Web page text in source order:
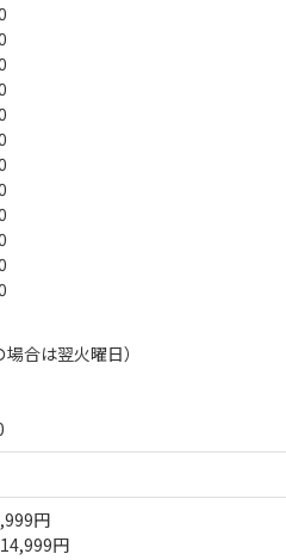
合は翌火曜日）
円
円